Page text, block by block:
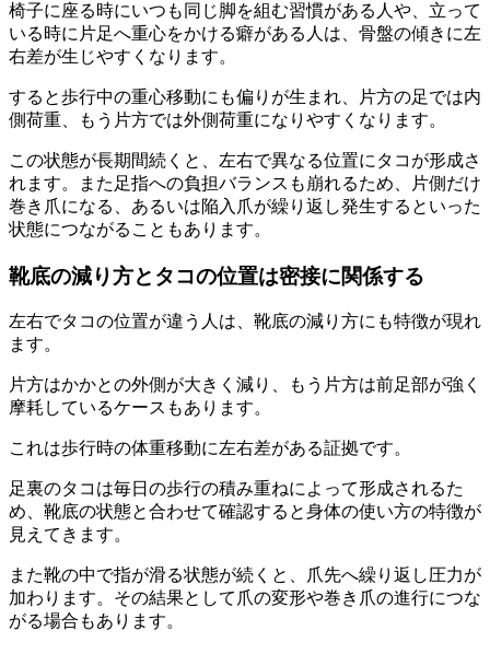
椅子に座る時にいつも同じ脚を組む習慣がある人や、立って
いる時に片足へ重心をかける癖がある人は、骨盤の傾きに左
右差が生じやすくなります。
すると歩行中の重心移動にも偏りが生まれ、片方の足では内
側荷重、もう片方では外側荷重になりやすくなります。
この状態が長期間続くと、左右で異なる位置にタコが形成さ
れます。また足指への負担バランスも崩れるため、片側だけ
巻き爪になる、あるいは陥入爪が繰り返し発生するといった
状態につながることもあります。
靴底の減り方とタコの位置は密接に関係する
左右でタコの位置が違う人は、靴底の減り方にも特徴が現れ
ます。
片方はかかとの外側が大きく減り、もう片方は前足部が強く
摩耗しているケースもあります。
これは歩行時の体重移動に左右差がある証拠です。
足裏のタコは毎日の歩行の積み重ねによって形成されるた
め、靴底の状態と合わせて確認すると身体の使い方の特徴が
見えてきます。
また靴の中で指が滑る状態が続くと、爪先へ繰り返し圧力が
加わります。その結果として爪の変形や巻き爪の進行につな
がる場合もあります。